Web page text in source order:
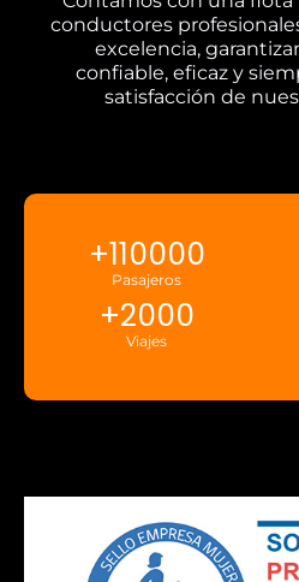
conductores
excelencia,
confiable, eficaz y
satisfacción de
Pasajeros
+110000
Viajes
+2000